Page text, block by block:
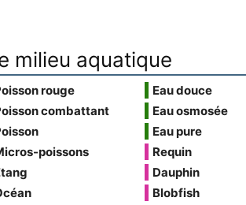
milieu aquatique
rouge
combattant
poissons
Eau douce
Eau osmosée
Eau pure
Requin
Dauphin
Blobfish